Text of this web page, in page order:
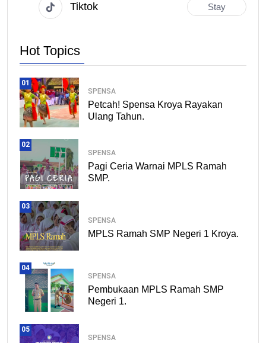
Tiktok Stay
Hot Topics
01
SPENSA
Petcah! Spensa Kroya Rayakan
Ulang Tahun.
02
SPENSA
Pagi Ceria Warnai MPLS Ramah
SMP.
03
SPENSA
MPLS Ramah SMP Negeri 1 Kroya.
04
SPENSA
Pembukaan MPLS Ramah SMP
Negeri 1.
05
SPENSA